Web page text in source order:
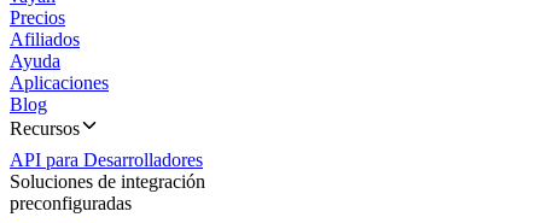
Precios
Afiliados
Ayuda
Aplicaciones
Blog
Recursos
API para Desarrolladores
Soluciones de integración
preconfiguradas